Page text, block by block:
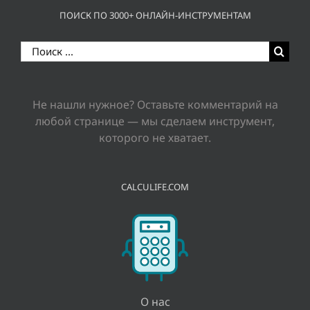
ПОИСК ПО 3000+ ОНЛАЙН-ИНСТРУМЕНТАМ
Результат
поиска:
Не нашли нужное? Оставьте комментарий на
любой странице — мы сделаем инструмент,
которого не хватает.
CALCULIFE.COM
О нас